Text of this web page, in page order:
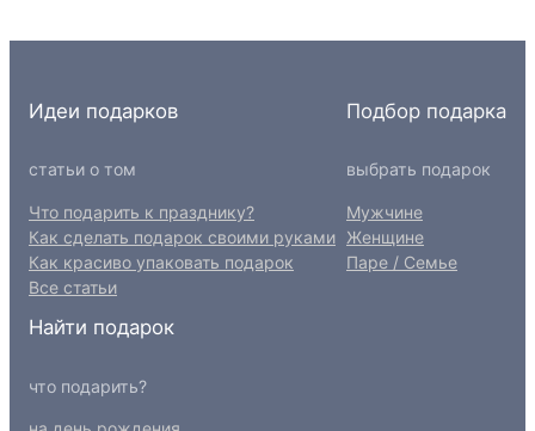
Идеи подарков
статьи о том
Что подарить к празднику?
Как сделать подарок своими руками
Как красиво упаковать подарок
Все статьи
Подбор подарка
выбрать подарок
Мужчине
Женщине
Паре / Семье
Найти подарок
что подарить?